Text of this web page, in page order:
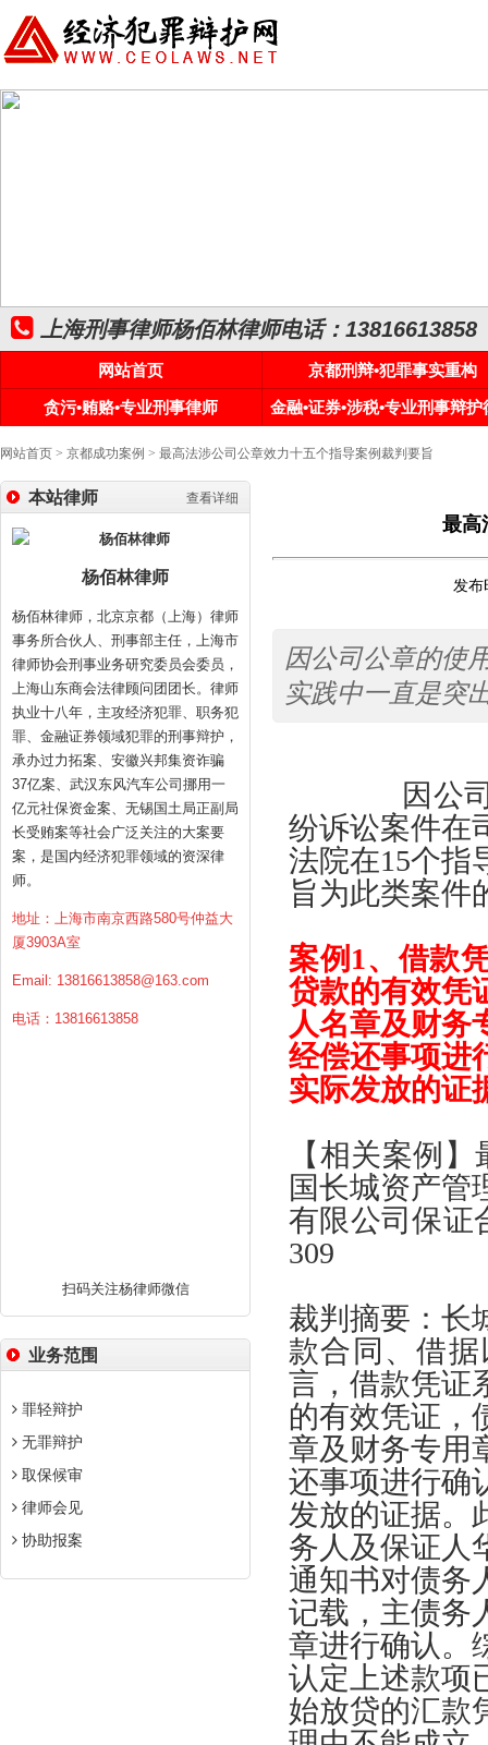
上海刑事律师杨佰林律师电话：13816613858
网站首页
京都刑辩•犯罪事实重构
贪污•贿赂•专业刑事律师
金融•证券•涉税•专业刑事辩护
网站首页 > 京都成功案例 > 最高法涉公司公章效力十五个指导案例裁判要旨
查看详细
本站律师
杨佰林律师
杨佰林律师，北京京都（上海）律师
事务所合伙人、刑事部主任，上海市
律师协会刑事业务研究委员会委员，
上海山东商会法律顾问团团长。律师
执业十八年，主攻经济犯罪、职务犯
罪、金融证券领域犯罪的刑事辩护，
承办过力拓案、安徽兴邦集资诈骗
37亿案、武汉东风汽车公司挪用一
亿元社保资金案、无锡国土局正副局
长受贿案等社会广泛关注的大案要
案，是国内经济犯罪领域的资深律
师。
地址：上海市南京西路580号仲益大
厦3903A室
Email: 13816613858@163.com
电话：13816613858
扫码关注杨律师微信
业务范围
罪轻辩护
无罪辩护
取保候审
律师会见
协助报案
最高
发
因公司公章的使
实践中一直是突
因公
纷诉讼案件在
法院在15个指
旨为此类案件
案例 1、借款
贷款的有效凭
人名章及财务
经偿还事项进
实际发放的证
【相关案例 】
国长城资产管
有限公司保证
309
裁判摘要 ： 长
款合同 、借据
言 ， 借款凭证
的有效凭证 ，
章及财务专用
还事项进行确
发放的证据。
务人及保证人
通知书对债务
记载 ， 主债务
章进行确认 。
认定上述款项
始放贷的汇款